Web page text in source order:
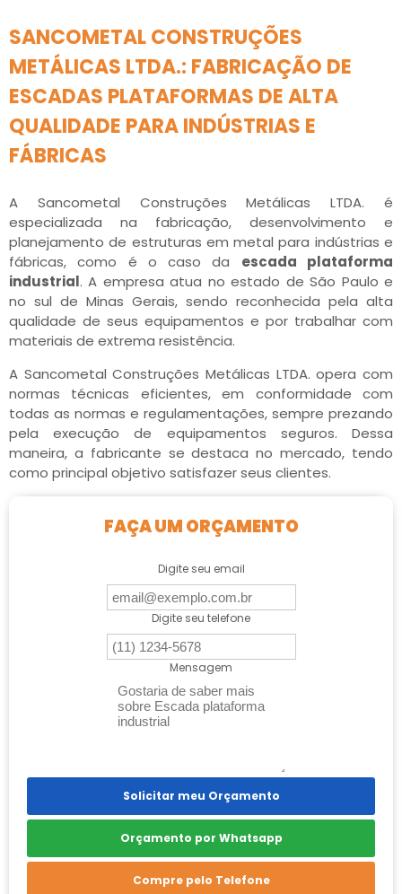
SANCOMETAL CONSTRUÇÕES
METÁLICAS LTDA.: FABRICAÇÃO DE
ESCADAS PLATAFORMAS DE ALTA
QUALIDADE PARA INDÚSTRIAS E
FÁBRICAS
A Sancometal Construções Metálicas LTDA. é
especializada na fabricação, desenvolvimento e
planejamento de estruturas em metal para indústrias e
fábricas, como é o caso da escada plataforma
industrial. A empresa atua no estado de São Paulo e
no sul de Minas Gerais, sendo reconhecida pela alta
qualidade de seus equipamentos e por trabalhar com
materiais de extrema resistência.
A Sancometal Construções Metálicas LTDA. opera com
normas técnicas eficientes, em conformidade com
todas as normas e regulamentações, sempre prezando
pela execução de equipamentos seguros. Dessa
maneira, a fabricante se destaca no mercado, tendo
como principal objetivo satisfazer seus clientes.
FAÇA UM ORÇAMENTO
Digite seu email
Digite seu telefone
Mensagem
Solicitar meu Orçamento
Orçamento por Whatsapp
Compre pelo Telefone